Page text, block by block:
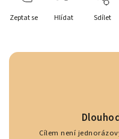
Zeptat se Hlídat Sdílet
Cílem není